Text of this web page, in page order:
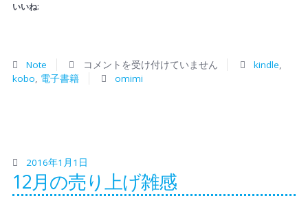
いいね:
Note コメントを受け付けていません kindle,
kobo, 電子書籍 omimi
2016年1月1日
12月の売り上げ雑感